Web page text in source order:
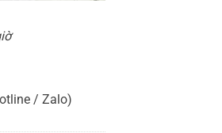
/ Zalo)